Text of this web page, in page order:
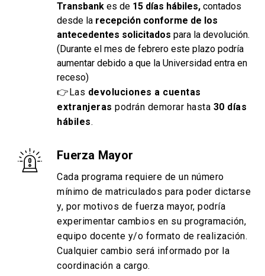
Transbank es de 15 días hábiles, contados
desde la recepción conforme de los
antecedentes solicitados para la devolución.
(Durante el mes de febrero este plazo podría
aumentar debido a que la Universidad entra en
receso)
👉Las devoluciones a cuentas
extranjeras podrán demorar hasta 30 días
hábiles.
Fuerza Mayor
Cada programa requiere de un número
mínimo de matriculados para poder dictarse
y, por motivos de fuerza mayor, podría
experimentar cambios en su programación,
equipo docente y/o formato de realización.
Cualquier cambio será informado por la
coordinación a cargo.